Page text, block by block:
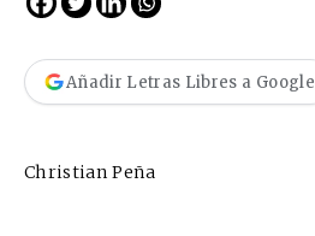
Añadir Letras Libres a Google
Christian Peña